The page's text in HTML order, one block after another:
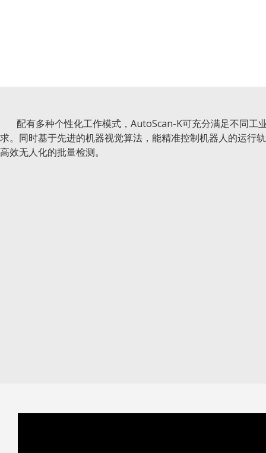
配有多种个性化工作模式， AutoScan-K可充分满足不同工
求。同时基于先进的机器视觉算法，能精准控制机器人的运行
高效无人化的批量检测。